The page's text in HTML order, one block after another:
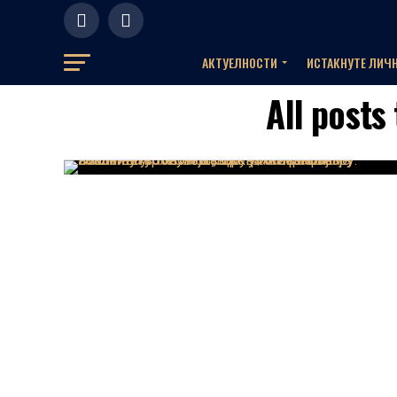
АКТУЕЛНOСТИ ИСТАКНУТЕ
All posts